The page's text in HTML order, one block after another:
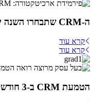
ה-CRM שתבחרו השנה יקבע אם תוכלו להריץ סוכני AI מחר
קרא עוד
קרא עוד
הטמעת CRM ב-3 חודשים? פעם זה היה אופטימי. עכשיו זה שבועיים — ככה זה אפשרי